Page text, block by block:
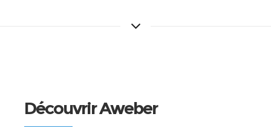
Découvrir Aweber